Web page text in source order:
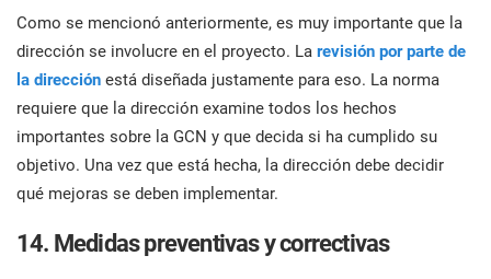
Como se mencionó anteriormente, es muy importante que la
dirección se involucre en el proyecto. La revisión por parte de
la dirección está diseñada justamente para eso. La norma
requiere que la dirección examine todos los hechos
importantes sobre la GCN y que decida si ha cumplido su
objetivo. Una vez que está hecha, la dirección debe decidir
qué mejoras se deben implementar.
14. Medidas preventivas y correctivas